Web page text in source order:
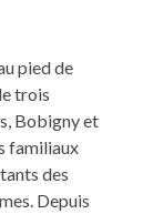
pied de
trois
Bobigny et
familiaux
des
Depuis